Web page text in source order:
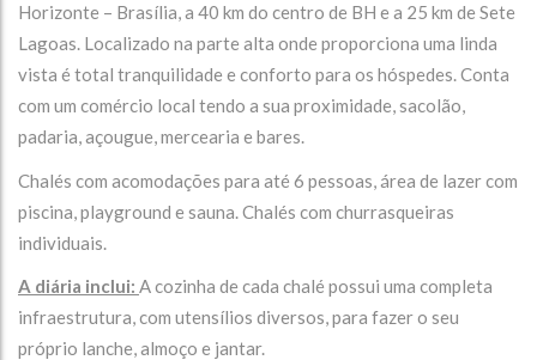
Horizonte – Brasília, a 40 km do centro de BH e a 25 km de Sete
Lagoas. Localizado na parte alta onde proporciona uma linda
vista é total tranquilidade e conforto para os hóspedes. Conta
com um comércio local tendo a sua proximidade, sacolão,
padaria, açougue, mercearia e bares.
Chalés com acomodações para até 6 pessoas, área de lazer com
piscina, playground e sauna. Chalés com churrasqueiras
individuais.
A diária inclui: A cozinha de cada chalé possui uma completa
infraestrutura, com utensílios diversos, para fazer o seu
próprio lanche, almoço e jantar.